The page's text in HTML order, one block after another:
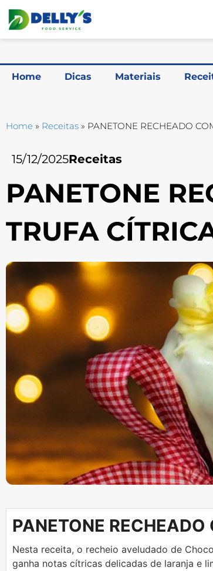
Home Dicas Materiais
Home » Receitas » PANETONE RECHEADO
15/12/2025Receitas
PANETONE
TRUFA
PANETONE
Nesta receita, o recheio aveludado de
ganha notas cítricas delicadas de laranja e